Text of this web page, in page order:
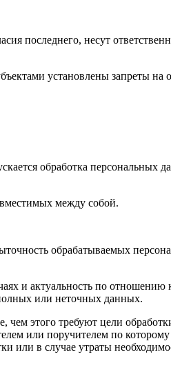
последнего, несут
установлены запреты на
обработка персональных
между собой.
обрабатываемых
и актуальность по отношению
или неточных данных.
чем этого требуют цели
или поручителем по которому
или в случае утраты